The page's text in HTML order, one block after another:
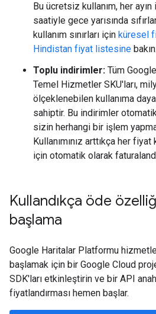
Bu ücretsiz kullanım, her
saatiyle gece yarısında
kullanım sınırları için küresel
Hindistan fiyat listesine bakın.
Toplu indirimler: Tüm
Temel Hizmetler SKU'ları,
ölçeklenebilen kullanıma
sahiptir. Bu indirimler
sizin herhangi bir işlem
Kullanımınız arttıkça her
için otomatik olarak
Kullandıkça öde
başlama
Google Haritalar Platformu
başlamak için bir Google Cloud
SDK'ları etkinleştirin ve bir API
fiyatlandırması hemen başlar.